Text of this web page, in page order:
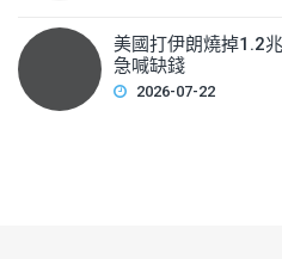
美國打伊朗燒掉1.2
急喊缺錢
2026-07-22